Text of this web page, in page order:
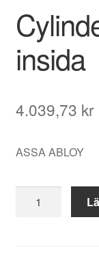
insida
4.039,73 kr
ASSA ABLOY
P5S13